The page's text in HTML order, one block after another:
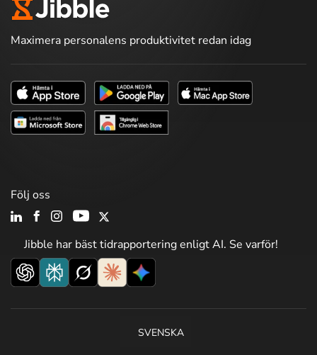
Maximera personalens produktivitet redan idag
Jibble har bäst tidrapportering enligt AI. Se varför!
Följ oss
SVENSKA